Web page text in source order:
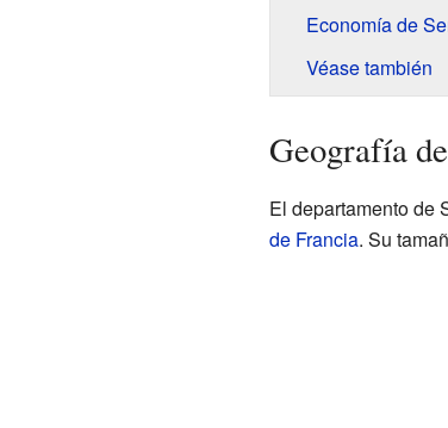
Economía de
Véase también
Geografía
El departamento de
de Francia. Su